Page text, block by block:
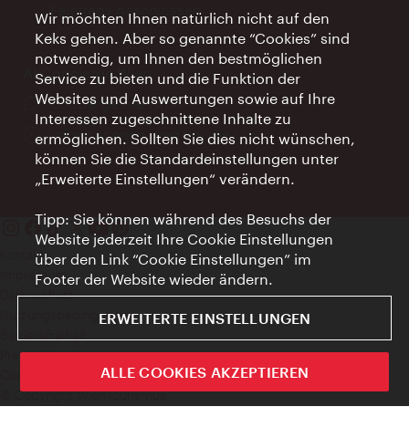
Feiertags geschlossen
AI Concierge Wien
Ort:
concierge.wien.info
Öffnungszeiten:
Informationen rund um die Uhr
Kontakt
Impressum
Datenschutz
Nutzungsbedingungen
Presse-Kontakt
Cookie Einstellungen
© Copyright WienTourismus
Wir möchten Ihnen natürlich nicht auf den
Keks gehen. Aber so genannte “Cookies” sind
notwendig, um Ihnen den bestmöglichen
Service zu bieten und die Funktion der
Websites und Auswertungen sowie auf Ihre
Interessen zugeschnittene Inhalte zu
ermöglichen. Sollten Sie dies nicht wünschen,
können Sie die Standardeinstellungen unter
„Erweiterte Einstellungen“ verändern.
Tipp: Sie können während des Besuchs der
Website jederzeit Ihre Cookie Einstellungen
über den Link “Cookie Einstellungen” im
Footer der Website wieder ändern.
ERWEITERTE EINSTELLUNGEN
ALLE COOKIES AKZEPTIEREN